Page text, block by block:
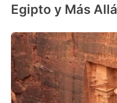
Egipto y Más Allá